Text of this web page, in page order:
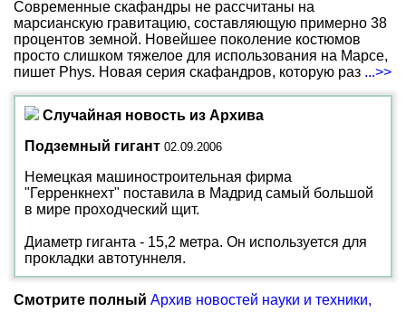
Современные скафандры не рассчитаны на
марсианскую гравитацию, составляющую примерно 38
процентов земной. Новейшее поколение костюмов
просто слишком тяжелое для использования на Марсе,
пишет Phys. Новая серия скафандров, которую раз ...>>
Случайная новость из Архива
Подземный гигант 02.09.2006
Немецкая машиностроительная фирма
"Герренкнехт" поставила в Мадрид самый большой
в мире проходческий щит.
Диаметр гиганта - 15,2 метра. Он используется для
прокладки автотуннеля.
Смотрите полный Архив новостей науки и техники,